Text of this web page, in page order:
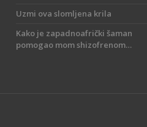
Uzmi ova slomljena krila
Kako je zapadnoafrički šaman
pomogao mom shizofrenom…